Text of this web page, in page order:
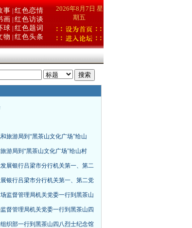
事 红色恋情
画
红色访谈
球 红色题词
物 红色头条
2026年8月7日 星
期五
旅游局到“黑茶山文化广场”给山
游局到“黑茶山文化广场”给山村
展银行吕梁市分行机关第一、第二
银行吕梁市分行机关第一、第二党
监督管理局机关党委一行到黑茶山
督管理局机关党委一行到黑茶山四
织部一行到黑茶山四八烈士纪念馆